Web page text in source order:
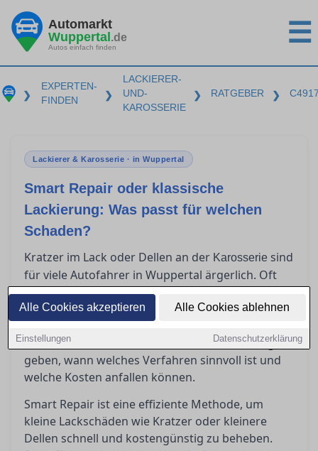
Alle Cookies akzeptieren Alle Cookies ablehnen
Einstellungen Datenschutzerklärung
Automarkt
Wuppertal.de
Autos einfach finden ☰
❯
EXPERTEN-
FINDEN
❯
LACKIERER-
UND-
KAROSSERIE
❯ RATGEBER ❯
Lackierer & Karosserie · in Wuppertal
Smart Repair oder klassische
Lackierung: Was passt für welchen
Schaden?
Kratzer im Lack oder Dellen an der Karosserie sind
für viele Autofahrer in Wuppertal ärgerlich. Oft
stellt sich die Frage, ob Smart Repair ausreicht
oder eine klassische Lackierung nötig ist. In
diesem Ratgeber werden die Vor- und Nachteile
beider Methoden beleuchtet, um Orientierung zu
geben, wann welches Verfahren sinnvoll ist und
welche Kosten anfallen können.
Smart Repair ist eine effiziente Methode, um
kleine Lackschäden wie Kratzer oder kleinere
Dellen schnell und kostengünstig zu beheben.